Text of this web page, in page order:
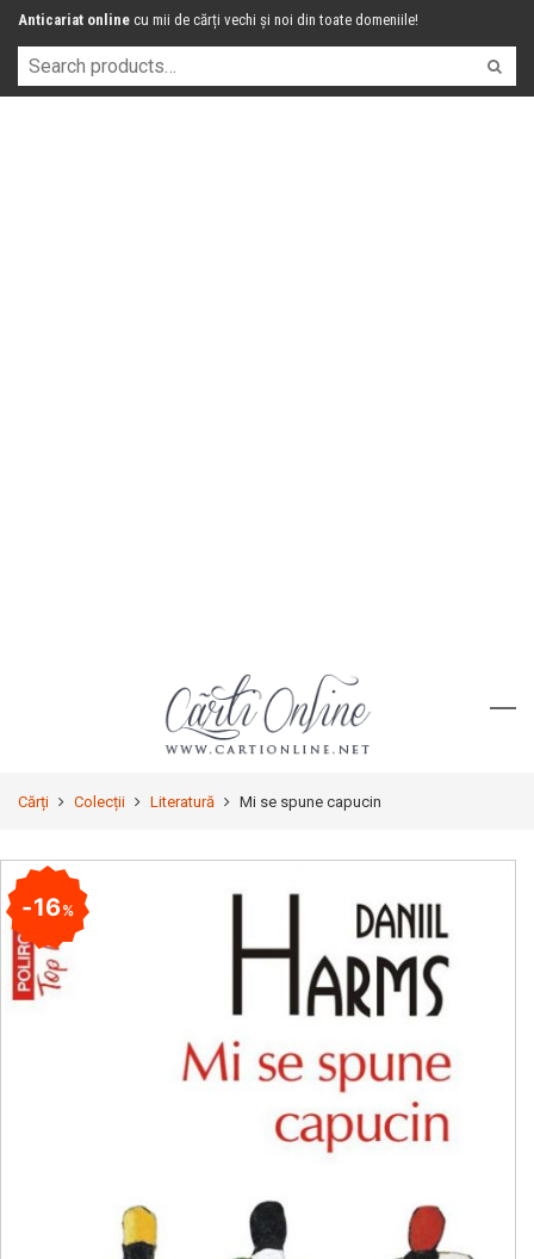
Anticariat online cu mii de cărți vechi și noi din toate domeniile!
Cărți Colecții Literatură Mi se spune capucin
16%